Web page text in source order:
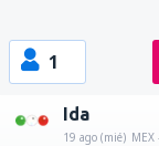
1
Ida
19 ago (mié) MEX